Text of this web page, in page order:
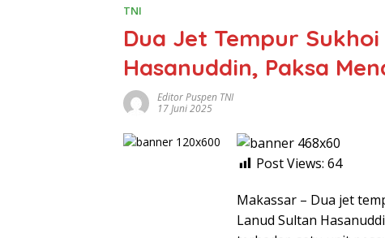
TNI
Dua Jet Tempur
Hasanuddin, Paksa
Editor Puspen TNI
17 Juni 2025
Post Views: 64
Makassar – Dua jet
Lanud Sultan